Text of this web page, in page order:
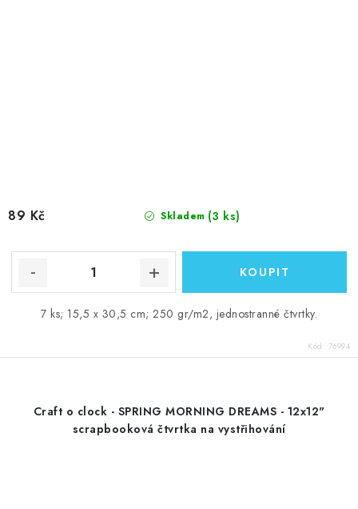
Skladem (3 ks)
89 Kč
7 ks; 15,5 x 30,5 cm; 250 gr/m2, jednostranné čtvrtky.
Kód: 76994
Craft o clock - SPRING MORNING DREAMS - 12x12"
scrapbooková čtvrtka na vystřihování